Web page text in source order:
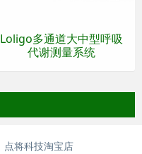
Loligo多通道大中型呼吸
代谢测量系统
点将科技淘宝店